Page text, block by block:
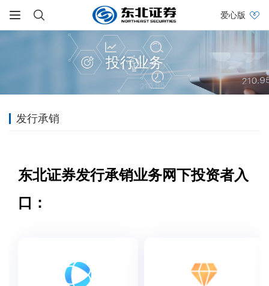
爱心版
投行业务
发行承销
东北证券发行承销业务网下投资者入
口：